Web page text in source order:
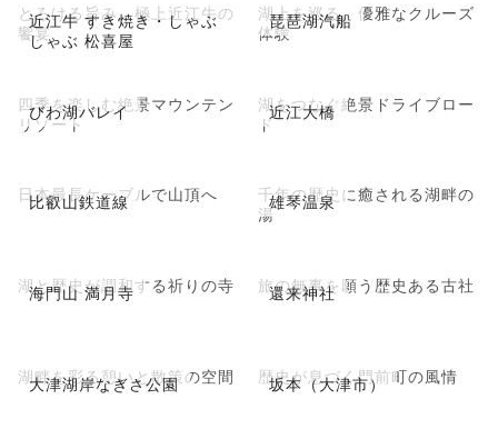
近江牛 すき焼き・しゃぶ
しゃぶ 松喜屋
とろける旨み、極上近江牛の
饗宴
琵琶湖汽船
湖上を巡る、優雅なクルーズ
体験
びわ湖バレイ
四季を楽しむ絶景マウンテン
リゾート
近江大橋
湖をつなぐ絶景ドライブロー
ド
比叡山鉄道線
日本最長ケーブルで山頂へ 雄琴温泉
千年の歴史に癒される湖畔の
湯
海門山 満月寺
湖と歴史が調和する祈りの寺 還来神社
旅の無事を願う歴史ある古社
大津湖岸なぎさ公園
湖畔を彩る憩いと散策の空間 坂本（大津市）
歴史が息づく門前町の風情